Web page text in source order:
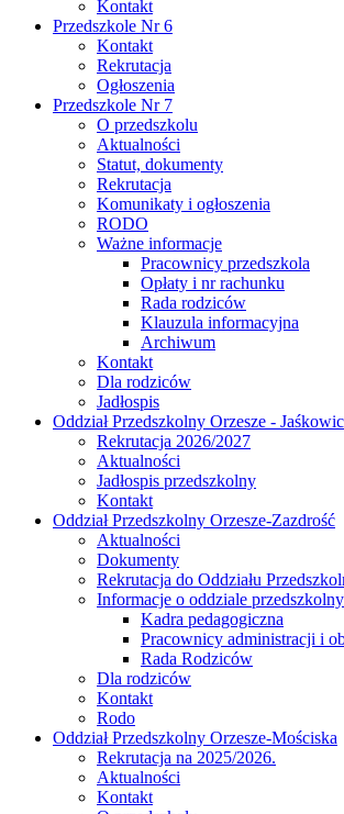
Kontakt
Przedszkole Nr 6
Kontakt
Rekrutacja
Ogłoszenia
Przedszkole Nr 7
O przedszkolu
Aktualności
Statut, dokumenty
Rekrutacja
Komunikaty i ogłoszenia
RODO
Ważne informacje
Pracownicy przedszkola
Opłaty i nr rachunku
Rada rodziców
Klauzula informacyjna
Archiwum
Kontakt
Dla rodziców
Jadłospis
Oddział Przedszkolny Orzesze -
Rekrutacja 2026/2027
Aktualności
Jadłospis przedszkolny
Kontakt
Oddział Przedszkolny Orzesze-Zazdrość
Aktualności
Dokumenty
Rekrutacja do Oddziału
Informacje o oddziale
Kadra pedagogiczna
Pracownicy administracji i
Rada Rodziców
Dla rodziców
Kontakt
Rodo
Oddział Przedszkolny Orzesze-Mościska
Rekrutacja na 2025/2026.
Aktualności
Kontakt